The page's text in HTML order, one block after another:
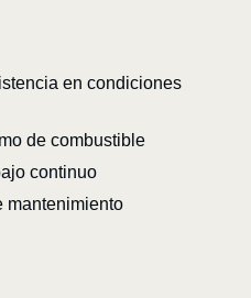
en condiciones
de combustible
continuo
mantenimiento